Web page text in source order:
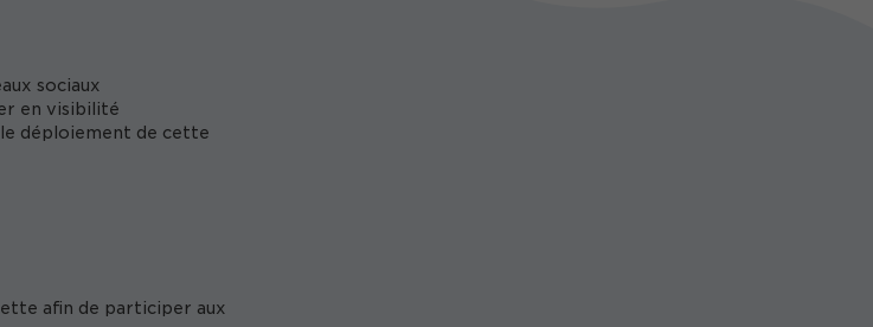
sociaux
en visibilité
déploiement de cette
afin de participer aux